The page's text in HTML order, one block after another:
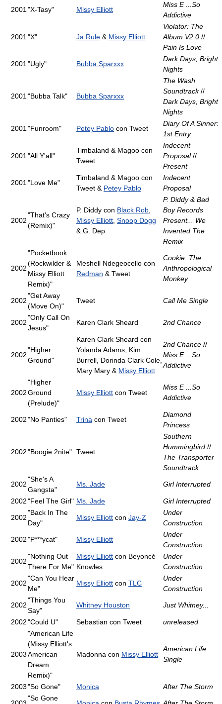
2001 "X-Tasy" Missy Elliott
Miss E ...So
Addictive
2001 "X" Ja Rule & Missy Elliott
Violator: The
Album V2.0 //
Pain Is Love
2001 "Ugly" Bubba Sparxxx
Dark Days, Bright
Nights
2001 "Bubba Talk" Bubba Sparxxx
The Wash
Soundtrack//
Dark Days, Bright
Nights
2001 "Funroom" Petey Pablo con Tweet
Diary Of A Sinner:
1st Entry
2001 "All Y'all"
Timbaland & Magoo con
Tweet
Indecent
Proposal//
Present
2001 "Love Me"
Timbaland & Magoo con
Tweet & Petey Pablo
Indecent
Proposal
2002
"That's Crazy
(Remix)"
P. Diddy con Black Rob
Missy Elliott Snoop Dogg
& G. Dep
P. Diddy & Bad
Boy Records
Present... We
Invented The
Remix
2002
"Pocketbook
(Rockwilder &
Missy Elliott
Remix)"
Meshell Ndegeocello con
Redman & Tweet
Cookie: The
Anthropological
Monkey
2002
"Get Away
(Move On)"
Tweet Call Me Single
2002
"Only Call On
Jesus"
Karen Clark Sheard 2nd Chance
2002
"Higher
Ground"
Karen Clark Sheard con
Yolanda Adams, Kim
Burrell, Dorinda Clark Cole,
Mary Mary & Missy Elliott
2nd Chance //
Miss E ...So
Addictive
2002
"Higher
Ground
(Prelude)"
Missy Elliott con Tweet
Miss E ...So
Addictive
2002"No Panties" Trina con Tweet
Diamond
Princess
2002"Boogie 2nite" Tweet
Southern
Hummingbird //
The Transporter
Soundtrack
2002
"She's A
Gangsta"
Ms. Jade Girl Interrupted
2002"Feel The Girl" Ms. Jade Girl Interrupted
2002
"Back In The
Day"
Missy Elliott con Jay-Z
Under
Construction
2002"P***ycat" Missy Elliott
Under
Construction
2002
"Nothing Out
There For Me"
Missy Elliott con Beyoncé
Knowles
Under
Construction
2002
"Can You Hear
Me"
Missy Elliott con TLC
Under
Construction
2002
"Things You
Say"
Whitney Houston Just Whitney...
2002"Could U" Sebastian con Tweet unreleased
2003
"American Life
(Missy Elliott's
American
Dream
Remix)"
Madonna con Missy Elliott
American Life
Single
2003"So Gone" Monica After The Storm
"So Gone